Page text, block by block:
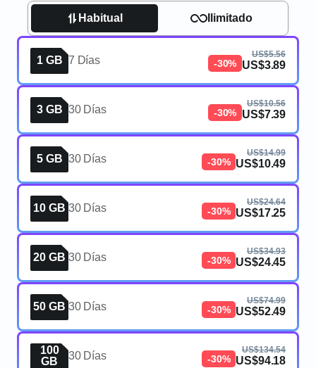
Habitual Ilimitado
1 GB 7 Días -30%
US$5.56
US$3.89
3 GB 30 Días -30%
US$10.56
US$7.39
5 GB 30 Días -30%
US$14.99
US$10.49
10 GB 30 Días -30%
US$24.64
US$17.25
20 GB 30 Días -30%
US$34.93
US$24.45
50 GB 30 Días -30%
US$74.99
US$52.49
100
GB
30 Días -30%
US$134.54
US$94.18